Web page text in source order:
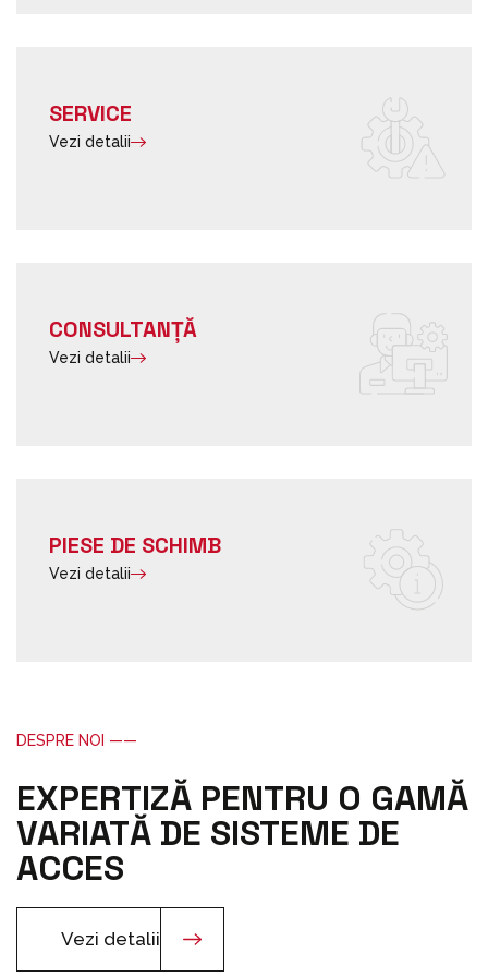
SERVICE
Vezi detalii
CONSULTANȚĂ
Vezi detalii
PIESE DE SCHIMB
Vezi detalii
DESPRE NOI ——
EXPERTIZĂ PENTRU O GAMĂ
VARIATĂ DE SISTEME DE
ACCES
Vezi detalii